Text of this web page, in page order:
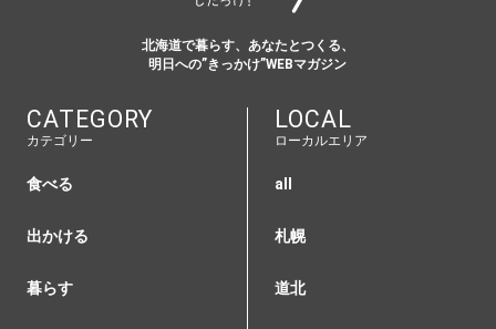
北海道で暮らす、あなたとつくる、
明日への”きっかけ”WEBマガジン
CATEGORY
カテゴリー
食べる
出かける
暮らす
LOCAL
ローカルエリア
all
札幌
道北